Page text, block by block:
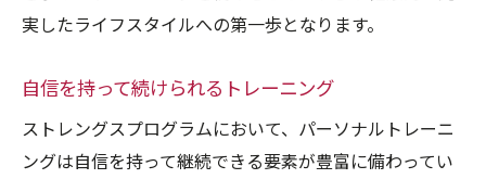
実したライフスタイルへの第一歩となります。
自信を持って続けられるトレーニング
ストレングスプログラムにおいて、パーソナルトレーニ
ングは自信を持って継続できる要素が豊富に備わってい